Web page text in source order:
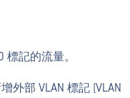
標記的流量。
外部 VLAN 標記 (VLAN